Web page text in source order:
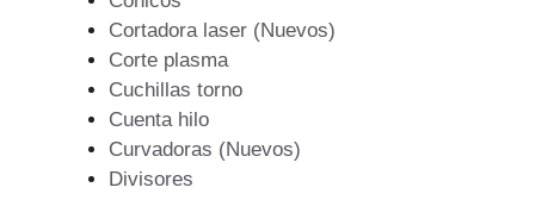
Cortadora laser (Nuevos)
Corte plasma
Cuchillas torno
Cuenta hilo
Curvadoras (Nuevos)
Divisores